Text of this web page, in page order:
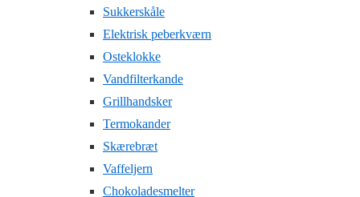
Sukkerskåle
Elektrisk peberkværn
Osteklokke
Vandfilterkande
Grillhandsker
Termokander
Skærebræt
Vaffeljern
Chokoladesmelter